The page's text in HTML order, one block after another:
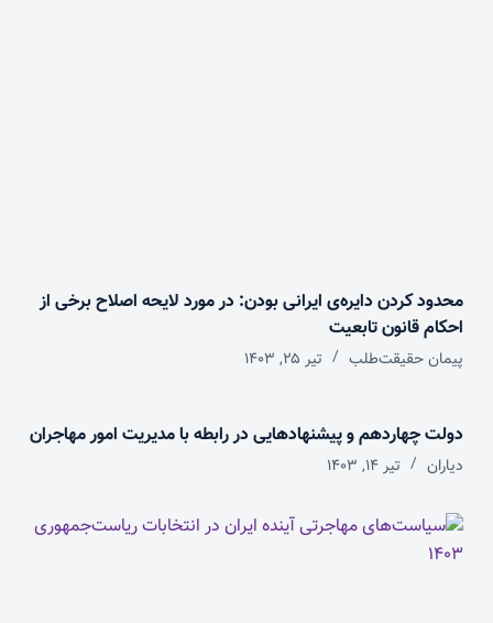
محدود کردن دایره‌ی ایرانی بودن: در مورد لایحه اصلاح برخی از
احکام قانون تابعیت
پیمان حقیقت‌طلب تیر ۲۵, ۱۴۰۳
دولت چهاردهم و پیشنهادهایی در رابطه با مدیریت امور مهاجران
دیاران تیر ۱۴, ۱۴۰۳